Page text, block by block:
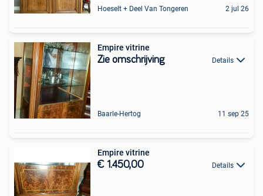
Hoeselt + Deel Van Tongeren 2 jul 26
Empire vitrine
Zie omschrijving Details
Baarle-Hertog 11 sep 25
Empire vitrine
€ 1.450,00 Details